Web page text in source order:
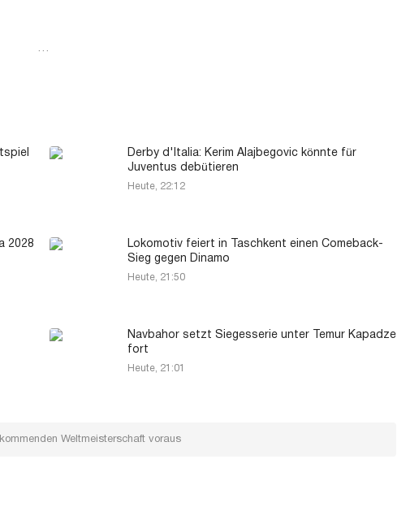
…
Derby d'Italia: Kerim Alajbegovic könnte für
Juventus debütieren
Heute, 22:12
2028
Lokomotiv feiert in Taschkent einen Comeback-
Sieg gegen Dinamo
Heute, 21:50
Navbahor setzt Siegesserie unter Temur Kapadze
fort
Heute, 21:01
Weltmeisterschaft voraus